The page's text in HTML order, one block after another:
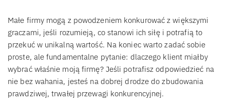
Małe firmy mogą z powodzeniem konkurować z większymi
graczami, jeśli rozumieją, co stanowi ich siłę i potrafią to
przekuć w unikalną wartość. Na koniec warto zadać sobie
proste, ale fundamentalne pytanie: dlaczego klient miałby
wybrać właśnie moją firmę? Jeśli potrafisz odpowiedzieć na
nie bez wahania, jesteś na dobrej drodze do zbudowania
prawdziwej, trwałej przewagi konkurencyjnej.